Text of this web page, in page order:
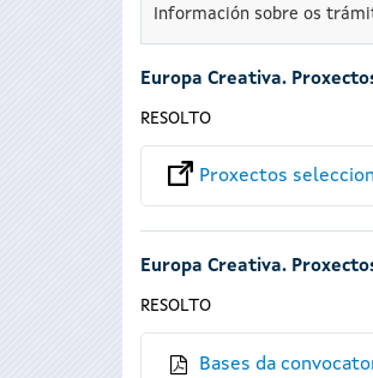
Información sobre os
Europa Creativa.
RESOLTO
Proxectos
Europa Creativa.
RESOLTO
Bases da